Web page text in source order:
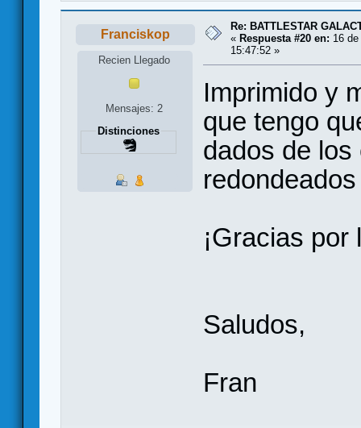
Franciskop
Recien Llegado
Mensajes: 2
Distinciones
Re: BATTLESTAR
« Respuesta #20 en: 16
15:47:52 »
Imprimido y
que tengo
dados de
¡Gracias
Saludos,
Fran